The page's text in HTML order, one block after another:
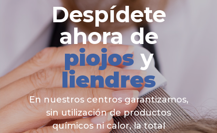
Despídete
ahora de
piojos y
liendres
En nuestros centros garantizamos,
sin utilización de productos
químicos ni calor, la total